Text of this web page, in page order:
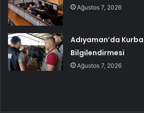
Ağustos 7, 2026
Adıyaman’da
Bilgilendirmesi
Ağustos 7, 2026